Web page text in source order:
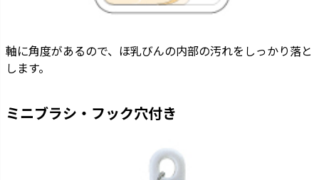
軸に角度があるので、ほ乳びんの内部の汚れをしっかり落と
します。
ミニブラシ・フック穴付き